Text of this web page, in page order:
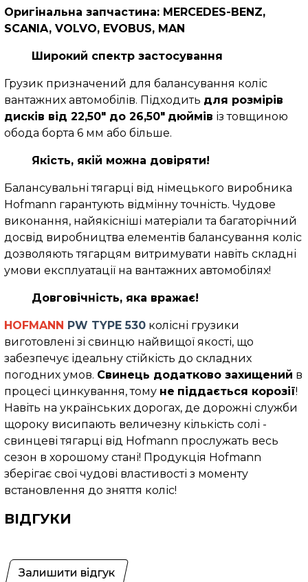
Оригінальна запчастина: MERCEDES-BENZ,
SCANIA, VOLVO, EVOBUS, MAN
Широкий спектр застосування
Грузик призначений для балансування коліс
вантажних автомобілів. Підходить для розмірів
дисків від 22,50" до 26,50" дюймів із товщиною
обода борта 6 мм або більше.
Якість, якій можна довіряти!
Балансувальні тягарці від німецького виробника
Hofmann гарантують відмінну точність. Чудове
виконання, найякісніші матеріали та багаторічний
досвід виробництва елементів балансування коліс
дозволяють тягарцям витримувати навіть складні
умови експлуатації на вантажних автомобілях!
Довговічність, яка вражає!
HOFMANN PW TYPE 530колісні грузики
виготовлені зі свинцю найвищої якості, що
забезпечує ідеальну стійкість до складних
погодних умов. Свинець додатково захищений в
процесі цинкування, тому не піддається корозії!
Навіть на українських дорогах, де дорожні служби
щороку висипають величезну кількість солі -
свинцеві тягарці від Hofmann прослужать весь
сезон в хорошому стані! Продукція Hofmann
зберігає свої чудові властивості з моменту
встановлення до зняття коліс!
ВІДГУКИ
Залишити відгук